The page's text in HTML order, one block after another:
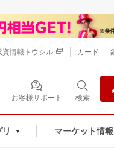
お客様サポート 検索
マーケット情報
資情報トウシル カード